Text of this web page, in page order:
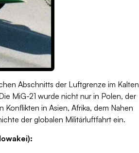
Abschnitts der Luftgrenze im Kalten
MiG-21 wurde nicht nur in Polen, der
in Asien, Afrika, dem Nahen
der globalen Militärluftfahrt ein.